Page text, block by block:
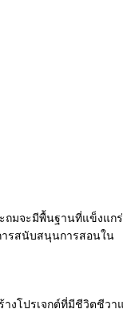
ถมจะมีพื้นฐานที่แข็งแก
รสนับสนุนการสอนใน
างโปรเจกต์ที่มีชีวิตชีวา